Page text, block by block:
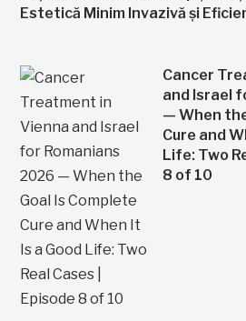
Estetică Minim Invazivă și
Cancer
and Israel
— When
Cure and
Life: Two
8 of 10